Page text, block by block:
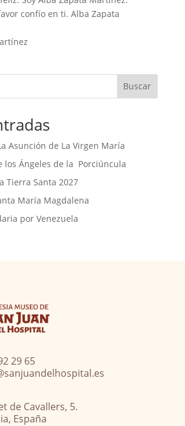
confío en ti. Alba Zapata
Buscar
Asunción de La Virgen María
los Ángeles de la Porciúncula
Tierra Santa 2027
María Magdalena
por Venezuela
29 65
de Cavallers, 5.
España